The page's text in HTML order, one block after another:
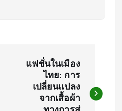
แฟชั่นในเมือง
ไทย: การ
เปลี่ยนแปลง
จากเสื้อผ้า